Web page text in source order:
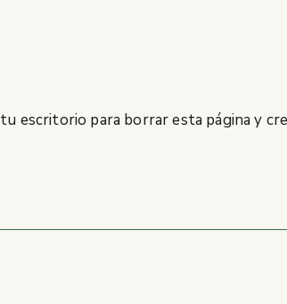
tu escritorio para borrar esta página y